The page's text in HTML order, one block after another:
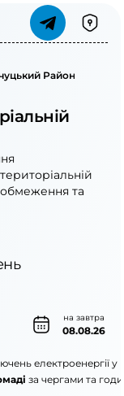
Район
обмеження та
на завтра
08.08.26
електроенергії у
за чергами та